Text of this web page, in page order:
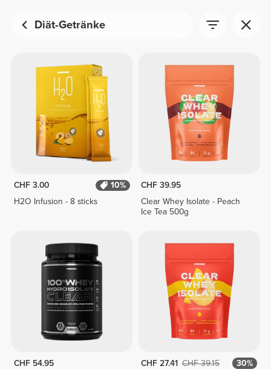
Diät-Getränke
CHF 3.00
10%
H2O Infusion - 8 sticks
CHF 39.95
Clear Whey Isolate - Peach
Ice Tea 500g
CHF 54.95
CHF 27.41 CHF 39.15
30%